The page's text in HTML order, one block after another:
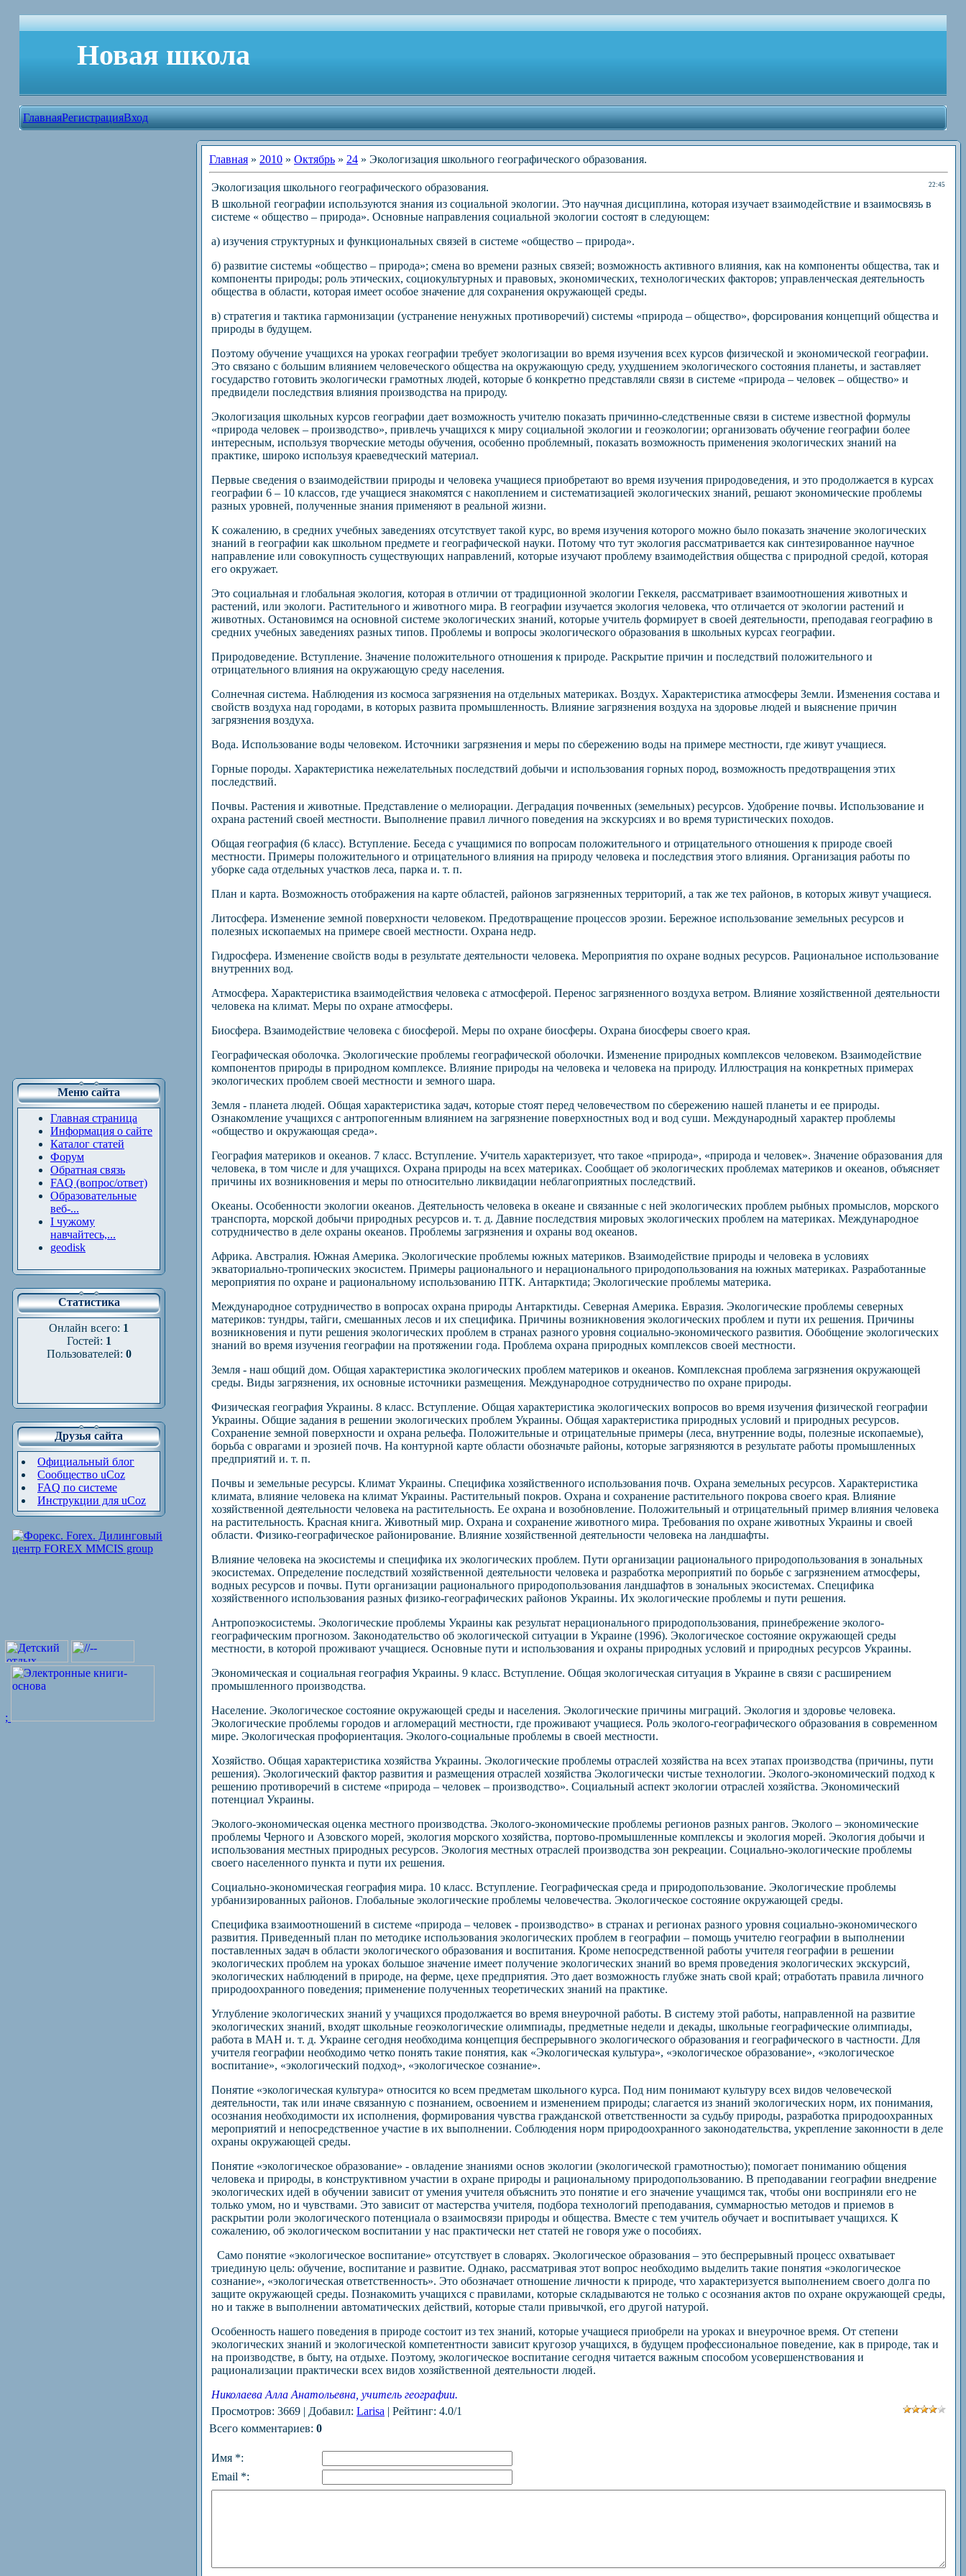
Новая школа
ГлавнаяРегистрацияВход
Меню сайта
Главная страница
Информация о сайте
Каталог статей
Форум
Обратная связь
FAQ (вопрос/ответ)
Образовательные
веб-...
І чужому
навчайтесь,...
geodisk
Статистика
Онлайн всего: 1
Гостей: 1
Пользователей: 0
Друзья сайта
Официальный блог
Сообщество uCoz
FAQ по системе
Инструкции для uCoz
;
Главная » 2010 » Октябрь » 24 » Экологизация школьного географического образования.
22:45
Экологизация школьного географического образования.
В школьной географии используются знания из социальной экологии. Это научная дисциплина, которая изучает взаимодействие и взаимосвязь в
системе « общество – природа». Основные направления социальной экологии состоят в следующем:
а) изучения структурных и функциональных связей в системе «общество – природа».
б) развитие системы «общество – природа»; смена во времени разных связей; возможность активного влияния, как на компоненты общества, так и
компоненты природы; роль этических, социокультурных и правовых, экономических, технологических факторов; управленческая деятельность
общества в области, которая имеет особое значение для сохранения окружающей среды.
в) стратегия и тактика гармонизации (устранение ненужных противоречий) системы «природа – общество», форсирования концепций общества и
природы в будущем.
Поэтому обучение учащихся на уроках географии требует экологизации во время изучения всех курсов физической и экономической географии.
Это связано с большим влиянием человеческого общества на окружающую среду, ухудшением экологического состояния планеты, и заставляет
государство готовить экологически грамотных людей, которые б конкретно представляли связи в системе «природа – человек – общество» и
предвидели последствия влияния производства на природу.
Экологизация школьных курсов географии дает возможность учителю показать причинно-следственные связи в системе известной формулы
«природа человек – производство», привлечь учащихся к миру социальной экологии и геоэкологии; организовать обучение географии более
интересным, используя творческие методы обучения, особенно проблемный, показать возможность применения экологических знаний на
практике, широко используя краеведческий материал.
Первые сведения о взаимодействии природы и человека учащиеся приобретают во время изучения природоведения, и это продолжается в курсах
географии 6 – 10 классов, где учащиеся знакомятся с накоплением и систематизацией экологических знаний, решают экономические проблемы
разных уровней, полученные знания применяют в реальной жизни.
К сожалению, в средних учебных заведениях отсутствует такой курс, во время изучения которого можно было показать значение экологических
знаний в географии как школьном предмете и географической науки. Потому что тут экология рассматривается как синтезированное научное
направление или совокупность существующих направлений, которые изучают проблему взаимодействия общества с природной средой, которая
его окружает.
Это социальная и глобальная экология, которая в отличии от традиционной экологии Геккеля, рассматривает взаимоотношения животных и
растений, или экологи. Растительного и животного мира. В географии изучается экология человека, что отличается от экологии растений и
животных. Остановимся на основной системе экологических знаний, которые учитель формирует в своей деятельности, преподавая географию в
средних учебных заведениях разных типов. Проблемы и вопросы экологического образования в школьных курсах географии.
Природоведение. Вступление. Значение положительного отношения к природе. Раскрытие причин и последствий положительного и
отрицательного влияния на окружающую среду населения.
Солнечная система. Наблюдения из космоса загрязнения на отдельных материках. Воздух. Характеристика атмосферы Земли. Изменения состава и
свойств воздуха над городами, в которых развита промышленность. Влияние загрязнения воздуха на здоровье людей и выяснение причин
загрязнения воздуха.
Вода. Использование воды человеком. Источники загрязнения и меры по сбережению воды на примере местности, где живут учащиеся.
Горные породы. Характеристика нежелательных последствий добычи и использования горных пород, возможность предотвращения этих
последствий.
Почвы. Растения и животные. Представление о мелиорации. Деградация почвенных (земельных) ресурсов. Удобрение почвы. Использование и
охрана растений своей местности. Выполнение правил личного поведения на экскурсиях и во время туристических походов.
Общая география (6 класс). Вступление. Беседа с учащимися по вопросам положительного и отрицательного отношения к природе своей
местности. Примеры положительного и отрицательного влияния на природу человека и последствия этого влияния. Организация работы по
уборке сада отдельных участков леса, парка и. т. п.
План и карта. Возможность отображения на карте областей, районов загрязненных территорий, а так же тех районов, в которых живут учащиеся.
Литосфера. Изменение земной поверхности человеком. Предотвращение процессов эрозии. Бережное использование земельных ресурсов и
полезных ископаемых на примере своей местности. Охрана недр.
Гидросфера. Изменение свойств воды в результате деятельности человека. Мероприятия по охране водных ресурсов. Рациональное использование
внутренних вод.
Атмосфера. Характеристика взаимодействия человека с атмосферой. Перенос загрязненного воздуха ветром. Влияние хозяйственной деятельности
человека на климат. Меры по охране атмосферы.
Биосфера. Взаимодействие человека с биосферой. Меры по охране биосферы. Охрана биосферы своего края.
Географическая оболочка. Экологические проблемы географической оболочки. Изменение природных комплексов человеком. Взаимодействие
компонентов природы в природном комплексе. Влияние природы на человека и человека на природу. Иллюстрация на конкретных примерах
экологических проблем своей местности и земного шара.
Земля - планета людей. Общая характеристика задач, которые стоят перед человечеством по сбережению нашей планеты и ее природы.
Ознакомление учащихся с антропогенным влиянием на загрязнение поверхностных вод и вод суши. Международный характер проблемы
«общество и окружающая среда».
География материков и океанов. 7 класс. Вступление. Учитель характеризует, что такое «природа», «природа и человек». Значение образования для
человека, в том числе и для учащихся. Охрана природы на всех материках. Сообщает об экологических проблемах материков и океанов, объясняет
причины их возникновения и меры по относительно ликвидации неблагоприятных последствий.
Океаны. Особенности экологии океанов. Деятельность человека в океане и связанные с ней экологических проблем рыбных промыслов, морского
транспорта, морской добычи природных ресурсов и. т. д. Давние последствия мировых экологических проблем на материках. Международное
сотрудничество в деле охраны океанов. Проблемы загрязнения и охраны вод океанов.
Африка. Австралия. Южная Америка. Экологические проблемы южных материков. Взаимодействие природы и человека в условиях
экваториально-тропических экосистем. Примеры рационального и нерационального природопользования на южных материках. Разработанные
мероприятия по охране и рациональному использованию ПТК. Антарктида; Экологические проблемы материка.
Международное сотрудничество в вопросах охрана природы Антарктиды. Северная Америка. Евразия. Экологические проблемы северных
материков: тундры, тайги, смешанных лесов и их специфика. Причины возникновения экологических проблем и пути их решения. Причины
возникновения и пути решения экологических проблем в странах разного уровня социально-экономического развития. Обобщение экологических
знаний во время изучения географии на протяжении года. Проблема охрана природных комплексов своей местности.
Земля - наш общий дом. Общая характеристика экологических проблем материков и океанов. Комплексная проблема загрязнения окружающей
среды. Виды загрязнения, их основные источники размещения. Международное сотрудничество по охране природы.
Физическая география Украины. 8 класс. Вступление. Общая характеристика экологических вопросов во время изучения физической географии
Украины. Общие задания в решении экологических проблем Украины. Общая характеристика природных условий и природных ресурсов.
Сохранение земной поверхности и охрана рельефа. Положительные и отрицательные примеры (леса, внутренние воды, полезные ископаемые),
борьба с оврагами и эрозией почв. На контурной карте области обозначьте районы, которые загрязняются в результате работы промышленных
предприятий и. т. п.
Почвы и земельные ресурсы. Климат Украины. Специфика хозяйственного использования почв. Охрана земельных ресурсов. Характеристика
климата, влияние человека на климат Украины. Растительный покров. Охрана и сохранение растительного покрова своего края. Влияние
хозяйственной деятельности человека на растительность. Ее охрана и возобновление. Положительный и отрицательный пример влияния человека
на растительность. Красная книга. Животный мир. Охрана и сохранение животного мира. Требования по охране животных Украины и своей
области. Физико-географическое районирование. Влияние хозяйственной деятельности человека на ландшафты.
Влияние человека на экосистемы и специфика их экологических проблем. Пути организации рационального природопользования в зональных
экосистемах. Определение последствий хозяйственной деятельности человека и разработка мероприятий по борьбе с загрязнением атмосферы,
водных ресурсов и почвы. Пути организации рационального природопользования ландшафтов в зональных экосистемах. Специфика
хозяйственного использования разных физико-географических районов Украины. Их экологические проблемы и пути решения.
Антропоэкосистемы. Экологические проблемы Украины как результат нерационального природопользования, принебрежение эколого-
географическим прогнозом. Законодательство об экологической ситуации в Украине (1996). Экологическое состояние окружающей среды
местности, в которой проживают учащиеся. Основные пути и использования и охраны природных условий и природных ресурсов Украины.
Экономическая и социальная география Украины. 9 класс. Вступление. Общая экологическая ситуация в Украине в связи с расширением
промышленного производства.
Население. Экологическое состояние окружающей среды и населения. Экологические причины миграций. Экология и здоровье человека.
Экологические проблемы городов и агломераций местности, где проживают учащиеся. Роль эколого-географического образования в современном
мире. Экологическая профориентация. Эколого-социальные проблемы в своей местности.
Хозяйство. Общая характеристика хозяйства Украины. Экологические проблемы отраслей хозяйства на всех этапах производства (причины, пути
решения). Экологический фактор развития и размещения отраслей хозяйства Экологически чистые технологии. Эколого-экономический подход к
решению противоречий в системе «природа – человек – производство». Социальный аспект экологии отраслей хозяйства. Экономический
потенциал Украины.
Эколого-экономическая оценка местного производства. Эколого-экономические проблемы регионов разных рангов. Эколого – экономические
проблемы Черного и Азовского морей, экология морского хозяйства, портово-промышленные комплексы и экология морей. Экология добычи и
использования местных природных ресурсов. Экология местных отраслей производства зон рекреации. Социально-экологические проблемы
своего населенного пункта и пути их решения.
Социально-экономическая география мира. 10 класс. Вступление. Географическая среда и природопользование. Экологические проблемы
урбанизированных районов. Глобальные экологические проблемы человечества. Экологическое состояние окружающей среды.
Специфика взаимоотношений в системе «природа – человек - производство» в странах и регионах разного уровня социально-экономического
развития. Приведенный план по методике использования экологических проблем в географии – помощь учителю географии в выполнении
поставленных задач в области экологического образования и воспитания. Кроме непосредственной работы учителя географии в решении
экологических проблем на уроках большое значение имеет получение экологических знаний во время проведения экологических экскурсий,
экологических наблюдений в природе, на ферме, цехе предприятия. Это дает возможность глубже знать свой край; отработать правила личного
природоохранного поведения; применение полученных теоретических знаний на практике.
Углубление экологических знаний у учащихся продолжается во время внеурочной работы. В систему этой работы, направленной на развитие
экологических знаний, входят школьные геоэкологические олимпиады, предметные недели и декады, школьные географические олимпиады,
работа в МАН и. т. д. Украине сегодня необходима концепция беспрерывного экологического образования и географического в частности. Для
учителя географии необходимо четко понять такие понятия, как «Экологическая культура», «экологическое образование», «экологическое
воспитание», «экологический подход», «экологическое сознание».
Понятие «экологическая культура» относится ко всем предметам школьного курса. Под ним понимают культуру всех видов человеческой
деятельности, так или иначе связанную с познанием, освоением и изменением природы; слагается из знаний экологических норм, их понимания,
осознания необходимости их исполнения, формирования чувства гражданской ответственности за судьбу природы, разработка природоохранных
мероприятий и непосредственное участие в их выполнении. Соблюдения норм природоохранного законодательства, укрепление законности в деле
охраны окружающей среды.
Понятие «экологическое образование» - овладение знаниями основ экологии (экологической грамотностью); помогает пониманию общения
человека и природы, в конструктивном участии в охране природы и рациональному природопользованию. В преподавании географии внедрение
экологических идей в обучении зависит от умения учителя объяснить это понятие и его значение учащимся так, чтобы они восприняли его не
только умом, но и чувствами. Это зависит от мастерства учителя, подбора технологий преподавания, суммарностью методов и приемов в
раскрытии роли экологического потенциала о взаимосвязи природы и общества. Вместе с тем учитель обучает и воспитывает учащихся. К
сожалению, об экологическом воспитании у нас практически нет статей не говоря уже о пособиях.
Само понятие «экологическое воспитание» отсутствует в словарях. Экологическое образования – это беспрерывный процесс охватывает
триединую цель: обучение, воспитание и развитие. Однако, рассматривая этот вопрос необходимо выделить такие понятия «экологическое
сознание», «экологическая ответственность». Это обозначает отношение личности к природе, что характеризуется выполнением своего долга по
защите окружающей среды. Познакомить учащихся с правилами, которые складываются не только с осознания актов по охране окружающей среды,
но и также в выполнении автоматических действий, которые стали привычкой, его другой натурой.
Особенность нашего поведения в природе состоит из тех знаний, которые учащиеся приобрели на уроках и внеурочное время. От степени
экологических знаний и экологической компетентности зависит кругозор учащихся, в будущем профессиональное поведение, как в природе, так и
на производстве, в быту, на отдыхе. Поэтому, экологическое воспитание сегодня читается важным способом усовершенствования и
рационализации практически всех видов хозяйственной деятельности людей.
Николаева Алла Анатольевна, учитель географии.
Просмотров: 3669 | Добавил: Larisa | Рейтинг: 4.0/1
Всего комментариев: 0
Имя *:
Email *: